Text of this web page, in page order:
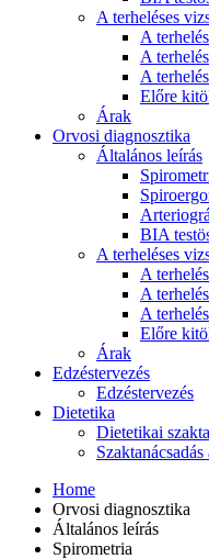
A terheléses
A
A
A
Előre
Árak
Orvosi diagnosztika
Általános leírás
BIA
A terheléses
A
A
A
Előre
Árak
Edzéstervezés
Edzéstervezés
Dietetika
Dietetikai
Szaktanácsadás
Home
Orvosi diagnosztika
Általános leírás
Spirometria